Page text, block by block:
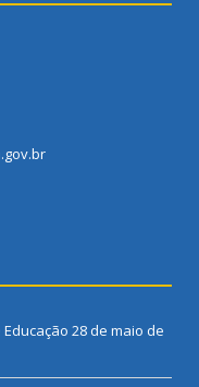
28 de maio de